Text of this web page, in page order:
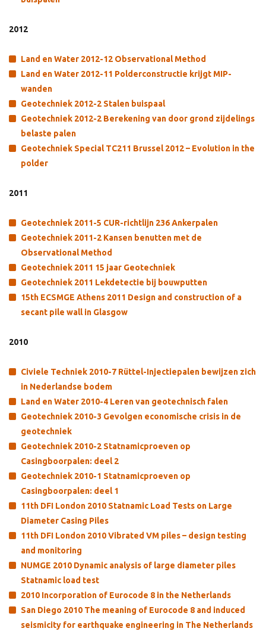
2012
Land en Water 2012-12 Observational Method
Land en Water 2012-11 Polderconstructie krijgt MIP-
wanden
Geotechniek 2012-2 Stalen buispaal
Geotechniek 2012-2 Berekening van door grond zijdelings
belaste palen
Geotechniek Special TC211 Brussel 2012 – Evolution in the
polder
2011
Geotechniek 2011-5 CUR-richtlijn 236 Ankerpalen
Geotechniek 2011-2 Kansen benutten met de
Observational Method
Geotechniek 2011 15 jaar Geotechniek
Geotechniek 2011 Lekdetectie bij bouwputten
15th ECSMGE Athens 2011 Design and construction of a
secant pile wall in Glasgow
2010
Civiele Techniek 2010-7 Rüttel-Injectiepalen bewijzen zich
in Nederlandse bodem
Land en Water 2010-4 Leren van geotechnisch falen
Geotechniek 2010-3 Gevolgen economische crisis in de
geotechniek
Geotechniek 2010-2 Statnamicproeven op
Casingboorpalen: deel 2
Geotechniek 2010-1 Statnamicproeven op
Casingboorpalen: deel 1
11th DFI London 2010 Statnamic Load Tests on Large
Diameter Casing Piles
11th DFI London 2010 Vibrated VM piles – design testing
and monitoring
NUMGE 2010 Dynamic analysis of large diameter piles
Statnamic load test
2010 Incorporation of Eurocode 8 in the Netherlands
San Diego 2010 The meaning of Eurocode 8 and induced
seismicity for earthquake engineering in The Netherlands